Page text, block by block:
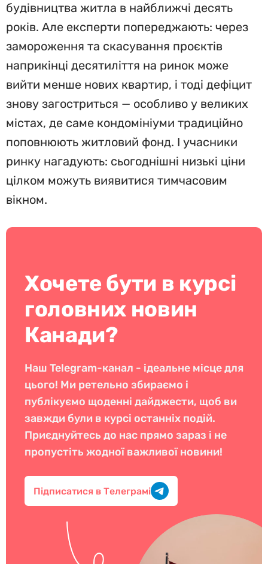
будівництва житла в найближчі десять
років. Але експерти попереджають: через
замороження та скасування проєктів
наприкінці десятиліття на ринок може
вийти менше нових квартир, і тоді дефіцит
знову загостриться — особливо у великих
містах, де саме кондомініуми традиційно
поповнюють житловий фонд. І учасники
ринку нагадують: сьогоднішні низькі ціни
цілком можуть виявитися тимчасовим
вікном.
Хочете бути в курсі
головних новин
Канади?
Наш Telegram-канал - ідеальне місце для
цього! Ми ретельно збираємо і
публікуємо щоденні дайджести, щоб ви
завжди були в курсі останніх подій.
Приєднуйтесь до нас прямо зараз і не
пропустіть жодної важливої новини!
Підписатися в Телеграмі